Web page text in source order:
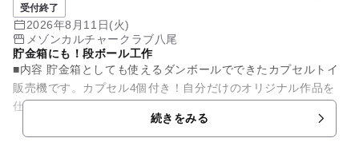
受付終了
2026年8月11日(火)
メゾンカルチャークラブ八尾
貯金箱にも！段ボール工作
■内容 貯金箱としても使えるダンボールでできたカプセルトイ
販売機です。カプセル4個付き！自分だけのオリジナル作品を
続きをみる